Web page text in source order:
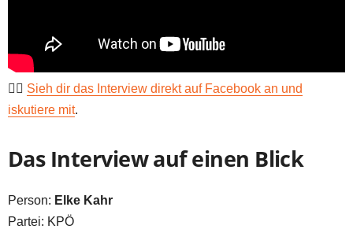
👉🏻 Sieh dir das Interview direkt auf Facebook an und
iskutiere mit.
Das Interview auf einen Blick
Person: Elke Kahr
Partei: KPÖ